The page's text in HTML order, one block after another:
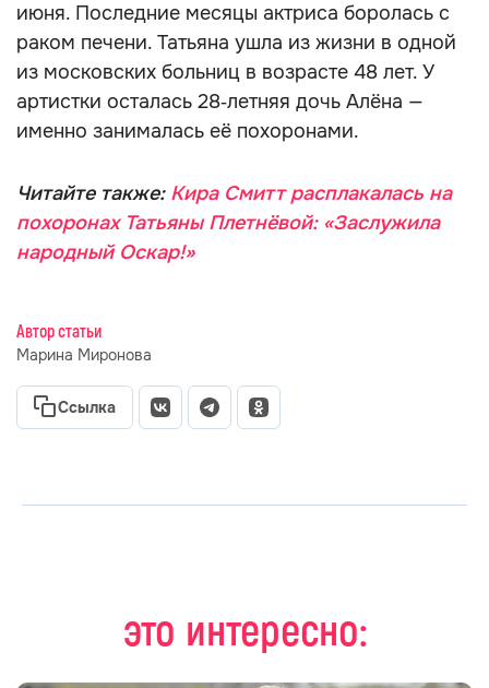
июня. Последние месяцы актриса боролась с
раком печени. Татьяна ушла из жизни в одной
из московских больниц в возрасте 48 лет. У
артистки осталась 28‑летняя дочь Алёна —
именно занималась её похоронами.
Читайте также: Кира Смитт расплакалась на
похоронах Татьяны Плетнёвой: «Заслужила
народный Оскар!»
Автор статьи
Марина Миронова
Ссылка
это интересно: